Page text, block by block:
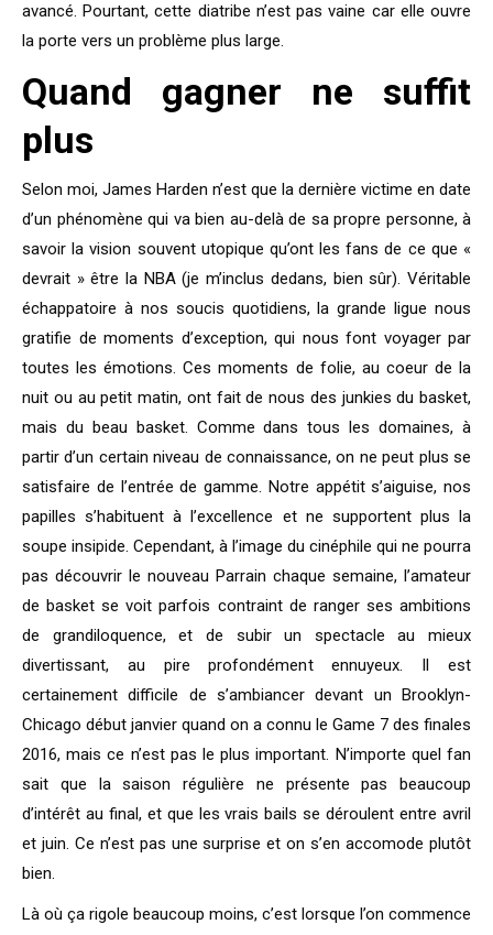
avancé. Pourtant, cette diatribe n’est pas vaine car elle ouvre
la porte vers un problème plus large.
Quand gagner ne suffit
plus
Selon moi, James Harden n’est que la dernière victime en date
d’un phénomène qui va bien au-delà de sa propre personne, à
savoir la vision souvent utopique qu’ont les fans de ce que «
devrait » être la NBA (je m’inclus dedans, bien sûr). Véritable
échappatoire à nos soucis quotidiens, la grande ligue nous
gratifie de moments d’exception, qui nous font voyager par
toutes les émotions. Ces moments de folie, au coeur de la
nuit ou au petit matin, ont fait de nous des junkies du basket,
mais du beau basket. Comme dans tous les domaines, à
partir d’un certain niveau de connaissance, on ne peut plus se
satisfaire de l’entrée de gamme. Notre appétit s’aiguise, nos
papilles s’habituent à l’excellence et ne supportent plus la
soupe insipide. Cependant, à l’image du cinéphile qui ne pourra
pas découvrir le nouveau Parrain chaque semaine, l’amateur
de basket se voit parfois contraint de ranger ses ambitions
de grandiloquence, et de subir un spectacle au mieux
divertissant, au pire profondément ennuyeux. Il est
certainement difficile de s’ambiancer devant un Brooklyn-
Chicago début janvier quand on a connu le Game 7 des finales
2016, mais ce n’est pas le plus important. N’importe quel fan
sait que la saison régulière ne présente pas beaucoup
d’intérêt au final, et que les vrais bails se déroulent entre avril
et juin. Ce n’est pas une surprise et on s’en accomode plutôt
bien.
Là où ça rigole beaucoup moins, c’est lorsque l’on commence